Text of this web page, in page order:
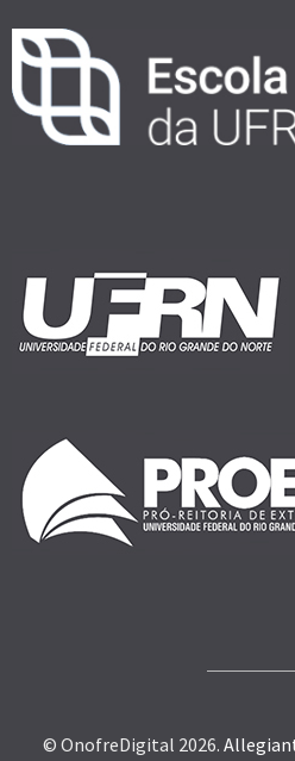
© OnofreDigital 2026.